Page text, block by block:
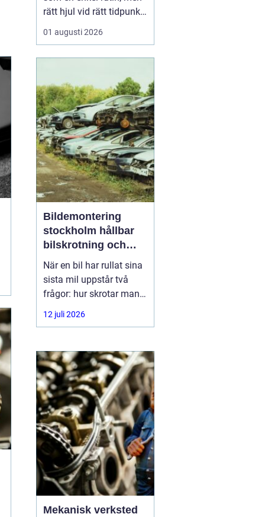
rätt hjul vid rätt tidpunkt
är avgörande för både
säkerhet, komfort och
snabbt och somrarna
bjuda på både regn och
hetta, behöver bilägare
ha koll på lagar, vä...
01 augusti 2026
Bildemontering
stockholm hållbar
bilskrotning och
smart reservdelsjakt
När en bil har rullat sina
sista mil uppstår två
frågor: hur skrotar man
den på ett korrekt sätt,
och hur tar man tillvara
fortfarande fungerar? I
storstadsområdet kring
Stockholm har behovet
av
12 juli 2026
Mekanisk verksted